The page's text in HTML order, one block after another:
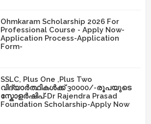
Ohmkaram Scholarship 2026 For
Professional Course - Apply Now-
Application Process-Application
Form-
SSLC, Plus One ,Plus Two
വിദ്യാർത്ഥികൾക്ക് 30000/-രൂപയുടെ
സ്കോളർഷിപ്-Dr Rajendra Prasad
Foundation Scholarship-Apply Now